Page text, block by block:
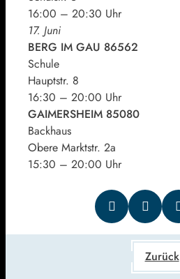
16:00 – 20:30 Uhr
17. Juni
BERG IM GAU 86562
Schule
Hauptstr. 8
16:30 – 20:00 Uhr
GAIMERSHEIM 85080
Backhaus
Obere Marktstr. 2a
15:30 – 20:00 Uhr
Zurück